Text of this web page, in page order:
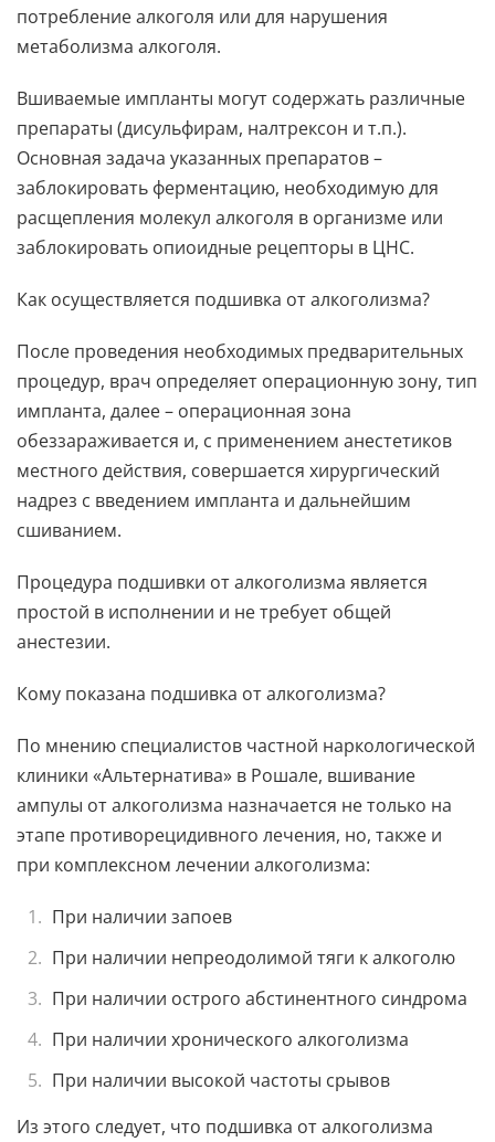
потребление алкоголя или для нарушения
метаболизма алкоголя.
Вшиваемые импланты могут содержать различные
препараты (дисульфирам, налтрексон и т.п.).
Основная задача указанных препаратов –
заблокировать ферментацию, необходимую для
расщепления молекул алкоголя в организме или
заблокировать опиоидные рецепторы в ЦНС.
Как осуществляется подшивка от алкоголизма?
После проведения необходимых предварительных
процедур, врач определяет операционную зону, тип
импланта, далее – операционная зона
обеззараживается и, с применением анестетиков
местного действия, совершается хирургический
надрез с введением импланта и дальнейшим
сшиванием.
Процедура подшивки от алкоголизма является
простой в исполнении и не требует общей
анестезии.
Кому показана подшивка от алкоголизма?
По мнению специалистов частной наркологической
клиники «Альтернатива» в Рошале, вшивание
ампулы от алкоголизма назначается не только на
этапе противорецидивного лечения, но, также и
при комплексном лечении алкоголизма:
При наличии запоев
При наличии непреодолимой тяги к алкоголю
При наличии острого абстинентного синдрома
При наличии хронического алкоголизма
При наличии высокой частоты срывов
Из этого следует, что подшивка от алкоголизма